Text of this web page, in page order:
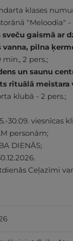
klases
"Meloodia" -
sveču gaismā ar
pilna
min., 2 pers.;
un saunu
rituālā meistara
klubā - 2 pers.;
30.09. viesnīcas
personām;
DIENĀS;
Ceļazīmi